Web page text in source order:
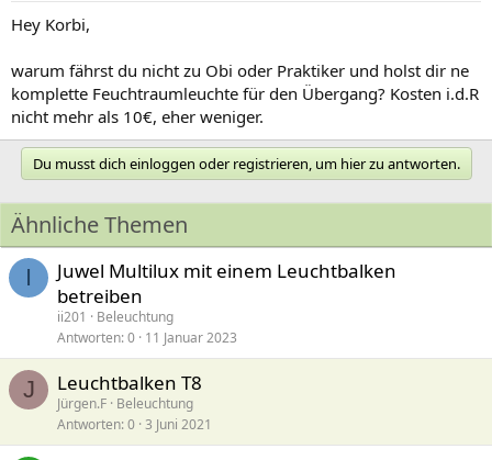
Hey Korbi,
warum fährst du nicht zu Obi oder Praktiker und holst dir ne
komplette Feuchtraumleuchte für den Übergang? Kosten i.d.R
nicht mehr als 10€, eher weniger.
Du musst dich einloggen oder registrieren, um hier zu antworten.
Ähnliche Themen
I
Juwel Multilux mit einem Leuchtbalken
betreiben
ii201
Beleuchtung
Antworten 0 11 Januar 2023
J Leuchtbalken T8
Jürgen.F Beleuchtung
Antworten 0 3 Juni 2021